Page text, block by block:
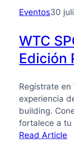
Eventos30
WTC
Edición
Regístrate
experiencia
building.
fortalece a tu
Read Article